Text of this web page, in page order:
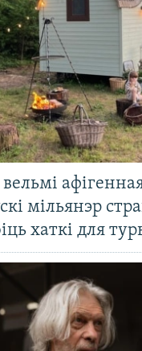
мільянэр
хаткі для